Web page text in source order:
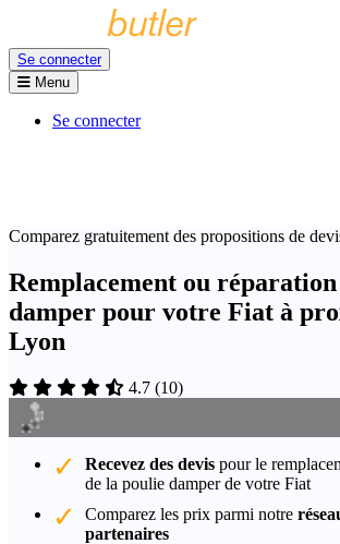
Se connecter
Menu
Se connecter
Comparez gratuitement des propositions de
Remplacement ou
damper pour votre Fiat à
Lyon
4.7 (10)
Recevez des devis pour le
de la poulie damper de votre Fiat
Comparez les prix parmi notre
partenaires